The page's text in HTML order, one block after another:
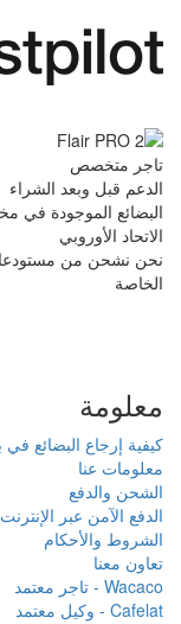
تاجر متخصص
الدعم قبل وبعد الشراء
البضائع الموجودة في
الاتحاد الأوروبي
نحن نشحن من
الخاصة
معلومة
كيفية إرجاع البضائع في
معلومات عنا
الشحن والدفع
الدفع الآمن عبر الإنترنت GoPay
الشروط والأحكام
تعاون معنا
Wacaco - تاجر معتمد
Cafelat - وكيل معتمد